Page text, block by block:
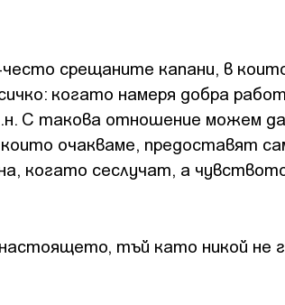
срещаните капани, в
когато намеря добра
С такова отношение можем
очакваме, предоставят
когато сеслучат, а
тъй като никой не